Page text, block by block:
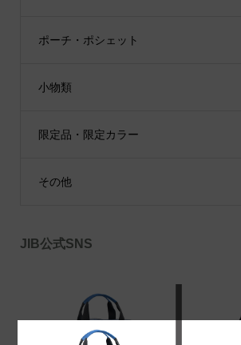
ポーチ・ポシェット
小物類
限定品・限定カラー
その他
JIB公式SNS